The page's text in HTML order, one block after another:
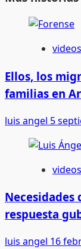
Ellos, los
familias en
luis angel 5
respuesta
luis angel 16